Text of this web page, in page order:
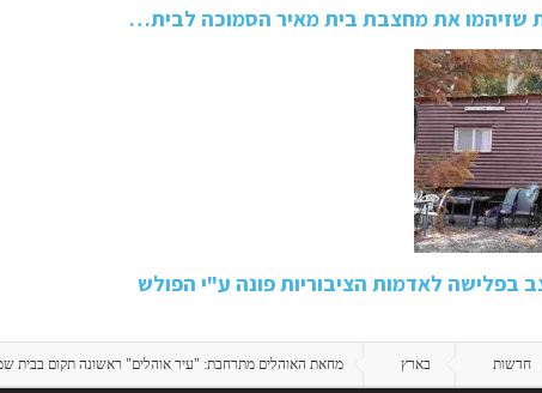
שזיהמו את מחצבת בית מאיר הסמוכה לבית…
בפלישה לאדמות הציבוריות פונה ע"י הפולש
חדשות בארץ מחאת האוהלים מתרחבת: "עיר אוהלים" ראשונה תקום בבית